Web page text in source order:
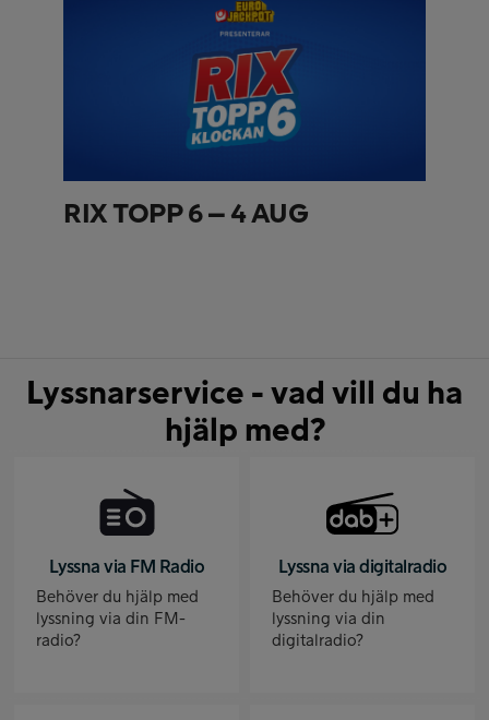
RIX TOPP 6 – 4 AUG
Lyssnarservice - vad vill du ha
hjälp med?
Lyssna via FM Radio
Behöver du hjälp med
lyssning via din FM-
radio?
Lyssna via digitalradio
Behöver du hjälp med
lyssning via din
digitalradio?